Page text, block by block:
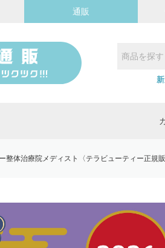
通販
整体治療院メディスト〈テラビューティー正規販